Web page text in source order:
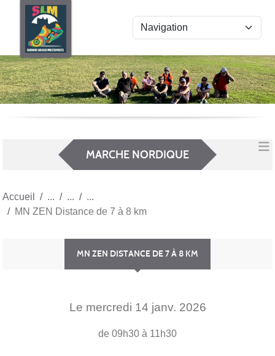
MARCHE NORDIQUE
Accueil
MN ZEN Distance de 7 à 8 km
MN ZEN DISTANCE DE 7 À 8 KM
Le mercredi 14 janv. 2026
de 09h30 à 11h30
Panneau de gestion des cookies